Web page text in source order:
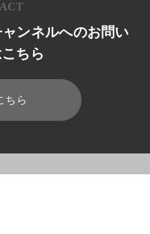
ンネルへのお問い
ちら
ちら